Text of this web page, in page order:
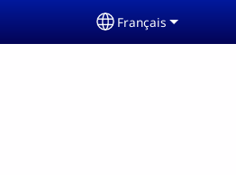
Select your
Français